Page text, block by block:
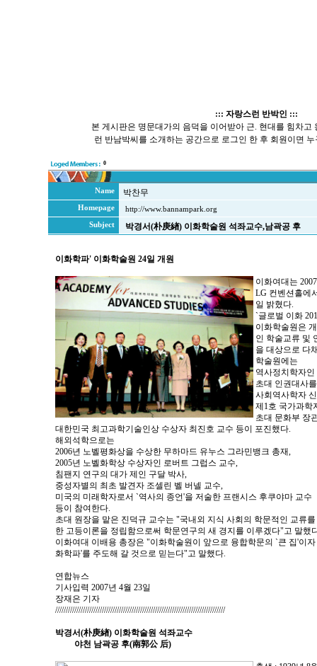
::: 자랑스런 반박인 :::
본 게시판은 명문대가의 음덕을 이어받아 근. 현대를 힘차고
런 반남박씨를 소개하는 공간으로 로그인 한 후 회원이면
0
Name 박찬무
Homepage
http://www.bannampark.org
Subject
박경서(朴庚緖) 이화학술원 석좌교수,남곽공 후
이화학파' 이화학술원 24일 개원
이화여대는
LG 컨벤션홀에
일 밝혔다.
`글로벌 이화
이화학술원은
인 학술교류 및
을 대상으로 다
학술원에는
역사정치학자
초대 인권대사
사회역사학자
제1호 국가과학
초대 문화부 장
대한민국 최고과학기술인상 수상자 최진호 교수 등이 포진했다.
해외석학으로는
2006년 노벨평화상을 수상한 무하마드 유누스 그라민뱅크 총재,
2005년 노벨화학상 수상자인 로버트 그럽스 교수,
침팬지 연구의 대가 제인 구달 박사,
중성자별의 최초 발견자 조셀린 벨 버넬 교수,
미국의 미래학자로서 `역사의 종언'을 저술한 프랜시스 후쿠야마 교수
등이 참여한다.
초대 원장을 맡은 진덕규 교수는 "국내외 지식 사회의 학문적인 교류
한 고등이론을 정립함으로써 학문연구의 새 경지를 이루겠다"고 말했
이화여대 이배용 총장은 "이화학술원이 앞으로 융합학문의 `큰 집'이
화학파'를 주도해 갈 것으로 믿는다"고 말했다.
연합뉴스
기사입력 2007년 4월 23일
장재은 기자
////////////////////////////////////////////////////////////////////////////////
박경서(朴庚緖) 이화학술원 석좌교수
야천 남곽공 후(南郭公 后)